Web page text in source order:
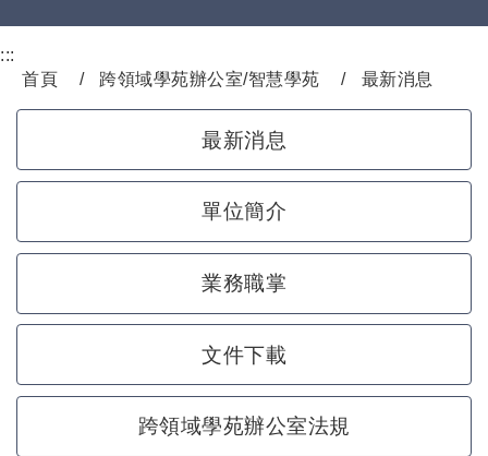
:::
首頁
跨領域學苑辦公室/智慧學苑 最新消息
最新消息
單位簡介
業務職掌
文件下載
跨領域學苑辦公室法規